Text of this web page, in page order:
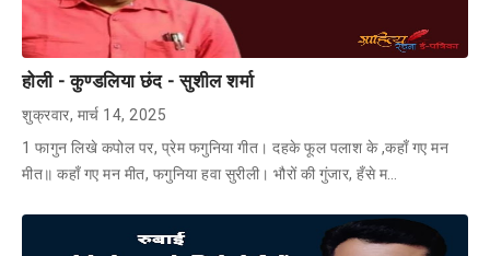
होली - कुण्डलिया छंद - सुशील शर्मा
शुक्रवार, मार्च 14, 2025
1 फागुन लिखे कपोल पर, प्रेम फगुनिया गीत। दहके फूल पलाश के ,कहाँ गए मन
मीत॥ कहाँ गए मन मीत, फगुनिया हवा सुरीली। भौरों की गुंजार, हँसे म…